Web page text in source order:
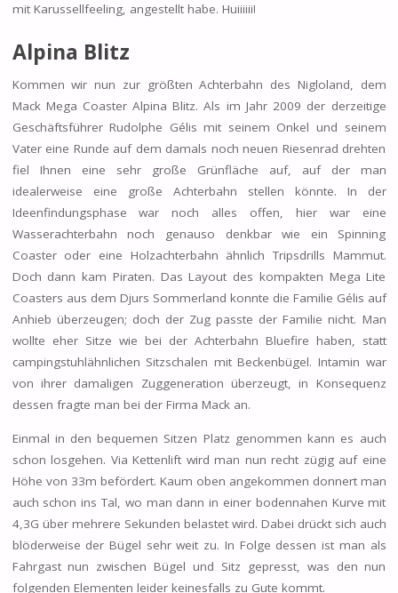
mit Karussellfeeling, angestellt habe. Huiiiiii!
Alpina Blitz
Kommen wir nun zur größten Achterbahn des Nigloland, dem
Mack Mega Coaster Alpina Blitz. Als im Jahr 2009 der derzeitige
Geschäftsführer Rudolphe Gélis mit seinem Onkel und seinem
Vater eine Runde auf dem damals noch neuen Riesenrad drehten
fiel Ihnen eine sehr große Grünfläche auf, auf der man
idealerweise eine große Achterbahn stellen könnte. In der
Ideenfindungsphase war noch alles offen, hier war eine
Wasserachterbahn noch genauso denkbar wie ein Spinning
Coaster oder eine Holzachterbahn ähnlich Tripsdrills Mammut.
Doch dann kam Piraten. Das Layout des kompakten Mega Lite
Coasters aus dem Djurs Sommerland konnte die Familie Gélis auf
Anhieb überzeugen; doch der Zug passte der Familie nicht. Man
wollte eher Sitze wie bei der Achterbahn Bluefire haben, statt
campingstuhlähnlichen Sitzschalen mit Beckenbügel. Intamin war
von ihrer damaligen Zuggeneration überzeugt, in Konsequenz
dessen fragte man bei der Firma Mack an.
Einmal in den bequemen Sitzen Platz genommen kann es auch
schon losgehen. Via Kettenlift wird man nun recht zügig auf eine
Höhe von 33m befördert. Kaum oben angekommen donnert man
auch schon ins Tal, wo man dann in einer bodennahen Kurve mit
4,3G über mehrere Sekunden belastet wird. Dabei drückt sich auch
blöderweise der Bügel sehr weit zu. In Folge dessen ist man als
Fahrgast nun zwischen Bügel und Sitz gepresst, was den nun
folgenden Elementen leider keinesfalls zu Gute kommt.